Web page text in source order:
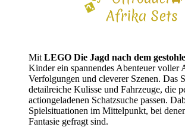
Mit LEGO Die Jagd nach dem
Kinder ein spannendes Abenteuer
Verfolgungen und cleverer Szenen. Das
detailreiche Kulisse und Fahrzeuge, die
actiongeladenen Schatzsuche passen.
Spielsituationen im Mittelpunkt, bei
Fantasie gefragt sind.